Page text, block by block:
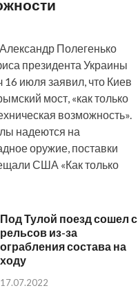
Полегенько
президента Украины
июля заявил, что Киев
мост, «как только
возможность».
надеются на
оружие, поставки
США «Как только
Под Тулой поезд сошел с
рельсов из-за
ограбления состава на
ходу
17.07.2022